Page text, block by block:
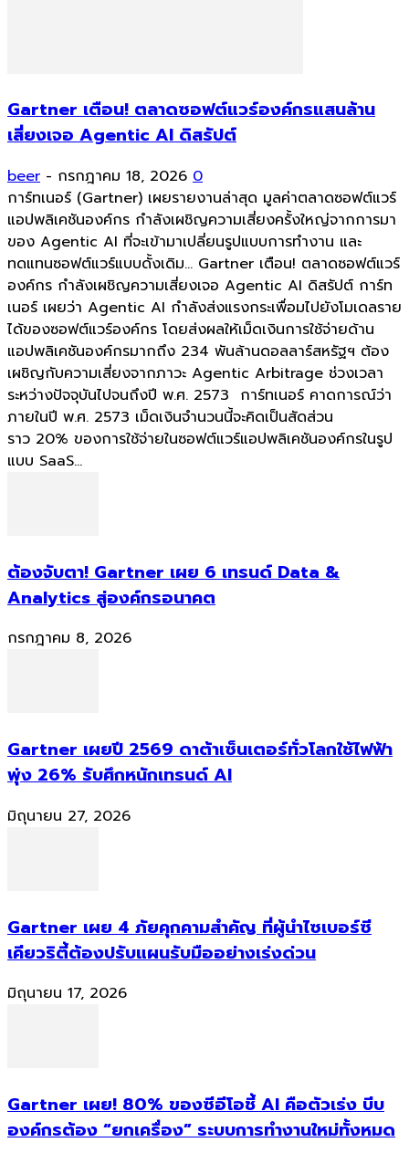
Gartner เตือน! ตลาดซอฟต์แวร์องค์กรแสนล้าน
เสี่ยงเจอ Agentic AI ดิสรัปต์
beer - กรกฎาคม 18, 2026 0
การ์ทเนอร์ (Gartner) เผยรายงานล่าสุด มูลค่าตลาดซอฟต์แวร์
แอปพลิเคชันองค์กร กำลังเผชิญความเสี่ยงครั้งใหญ่จากการมา
ของ Agentic AI ที่จะเข้ามาเปลี่ยนรูปแบบการทำงาน และ
ทดแทนซอฟต์แวร์แบบดั้งเดิม... Gartner เตือน! ตลาดซอฟต์แวร์
องค์กร กำลังเผชิญความเสี่ยงเจอ Agentic AI ดิสรัปต์ การ์ท
เนอร์ เผยว่า Agentic AI กำลังส่งแรงกระเพื่อมไปยังโมเดลราย
ได้ของซอฟต์แวร์องค์กร โดยส่งผลให้เม็ดเงินการใช้จ่ายด้าน
แอปพลิเคชันองค์กรมากถึง 234 พันล้านดอลลาร์สหรัฐฯ ต้อง
เผชิญกับความเสี่ยงจากภาวะ Agentic Arbitrage ช่วงเวลา
ระหว่างปัจจุบันไปจนถึงปี พ.ศ. 2573 การ์ทเนอร์ คาดการณ์ว่า
ภายในปี พ.ศ. 2573 เม็ดเงินจำนวนนี้จะคิดเป็นสัดส่วน
ราว 20% ของการใช้จ่ายในซอฟต์แวร์แอปพลิเคชันองค์กรในรูป
แบบ SaaS...
ต้องจับตา! Gartner เผย 6 เทรนด์ Data &
Analytics สู่องค์กรอนาคต
กรกฎาคม 8, 2026
Gartner เผยปี 2569 ดาต้าเซ็นเตอร์ทั่วโลกใช้ไฟฟ้า
พุ่ง 26% รับศึกหนักเทรนด์ AI
มิถุนายน 27, 2026
Gartner เผย 4 ภัยคุกคามสำคัญ ที่ผู้นำไซเบอร์ซี
เคียวริตี้ต้องปรับแผนรับมืออย่างเร่งด่วน
มิถุนายน 17, 2026
Gartner เผย! 80% ของซีอีโอชี้ AI คือตัวเร่ง บีบ
องค์กรต้อง “ยกเครื่อง” ระบบการทำงานใหม่ทั้งหมด